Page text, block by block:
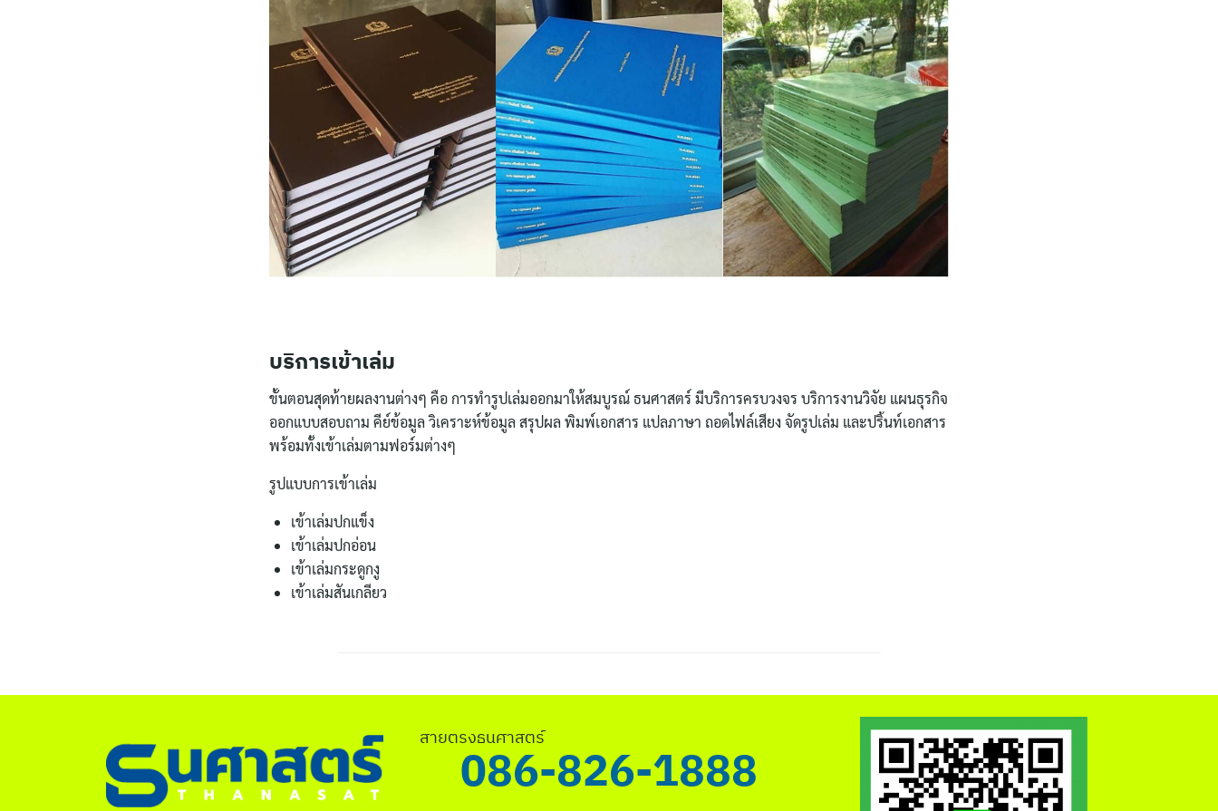
บริการเข้าเล่ม
ขั้นตอนสุดท้ายผลงานต่างๆ คือ การทำรูปเล่มออกมาให้สมบูรณ์ ธนศาสตร์ มีบริการครบวงจร บริการงานวิจัย แผนธุรกิจ
ออกแบบสอบถาม คีย์ข้อมูล วิเคราะห์ข้อมูล สรุปผล พิมพ์เอกสาร แปลภาษา ถอดไฟล์เสียง จัดรูปเล่ม และปริ้นท์เอกสาร
พร้อมทั้งเข้าเล่มตามฟอร์มต่างๆ
รูปแบบการเข้าเล่ม
เข้าเล่มปกแข็ง
เข้าเล่มปกอ่อน
เข้าเล่มกระดูกงู
เข้าเล่มสันเกลียว
สายตรงธนศาสตร์
086-826-1888